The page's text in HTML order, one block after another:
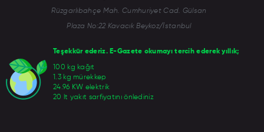
Teşekkür ederiz. E-Gazete okumayı tercih ederek yıllık;
100 kg kağıt
1.3 kg mürekkep
24.96 KW elektrik
20 lt yakıt sarfiyatını önlediniz
Rüzgarlıbahçe Mah. Cumhuriyet Cad. Gülsan
Plaza No:22 Kavacık Beykoz/İstanbul